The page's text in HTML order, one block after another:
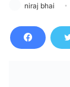
niraj bhai